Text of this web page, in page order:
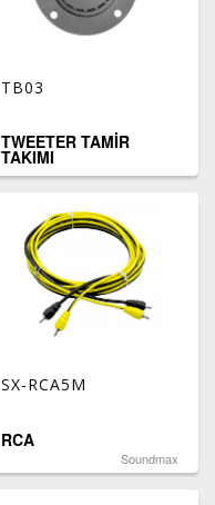
TB03
TWEETER TAMİR
TAKIMI
SX-RCA5M
RCA
Soundmax